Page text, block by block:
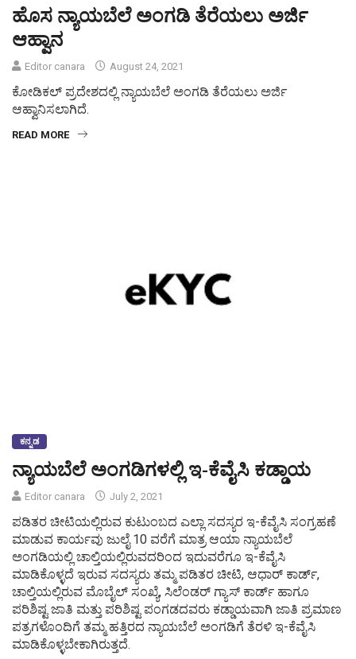
ಹೊಸ ನ್ಯಾಯಬೆಲೆ ಅಂಗಡಿ ತೆರೆಯಲು ಅರ್ಜಿ
ಆಹ್ವಾನ
Editor canara August 24, 2021
ಕೋಡಿಕಲ್ ಪ್ರದೇಶದಲ್ಲಿ ನ್ಯಾಯಬೆಲೆ ಅಂಗಡಿ ತೆರೆಯಲು ಅರ್ಜಿ
ಆಹ್ವಾನಿಸಲಾಗಿದೆ.
READ MORE
ಕನ್ನಡ
ನ್ಯಾಯಬೆಲೆ ಅಂಗಡಿಗಳಲ್ಲಿ ಇ-ಕೆವೈಸಿ ಕಡ್ಡಾಯ
Editor canara July 2, 2021
ಪಡಿತರ ಚೀಟಿಯಲ್ಲಿರುವ ಕುಟುಂಬದ ಎಲ್ಲಾ ಸದಸ್ಯರ ಇ-ಕೆವೈಸಿ ಸಂಗ್ರಹಣೆ
ಮಾಡುವ ಕಾರ್ಯವು ಜುಲೈ 10 ವರೆಗೆ ಮಾತ್ರ ಆಯಾ ನ್ಯಾಯಬೆಲೆ
ಅಂಗಡಿಯಲ್ಲಿ ಚಾಲ್ತಿಯಲ್ಲಿರುವದರಿಂದ ಇದುವರೆಗೂ ಇ-ಕೆವೈಸಿ
ಮಾಡಿಕೊಳ್ಳದೆ ಇರುವ ಸದಸ್ಯರು ತಮ್ಮ ಪಡಿತರ ಚೀಟಿ, ಆಧಾರ್ ಕಾರ್ಡ್,
ಚಾಲ್ತಿಯಲ್ಲಿರುವ ಮೊಬೈಲ್ ಸಂಖ್ಯೆ, ಸಿಲೆಂಡರ್ ಗ್ಯಾಸ್ ಕಾರ್ಡ್ ಹಾಗೂ
ಪರಿಶಿಷ್ಟ ಜಾತಿ ಮತ್ತು ಪರಿಶಿಷ್ಟ ಪಂಗಡದವರು ಕಡ್ಡಾಯವಾಗಿ ಜಾತಿ ಪ್ರಮಾಣ
ಪತ್ರಗಳೊಂದಿಗೆ ತಮ್ಮ ಹತ್ತಿರದ ನ್ಯಾಯಬೆಲೆ ಅಂಗಡಿಗೆ ತೆರಳಿ ಇ-ಕೆವೈಸಿ
ಮಾಡಿಕೊಳ್ಳಬೇಕಾಗಿರುತ್ತದೆ.